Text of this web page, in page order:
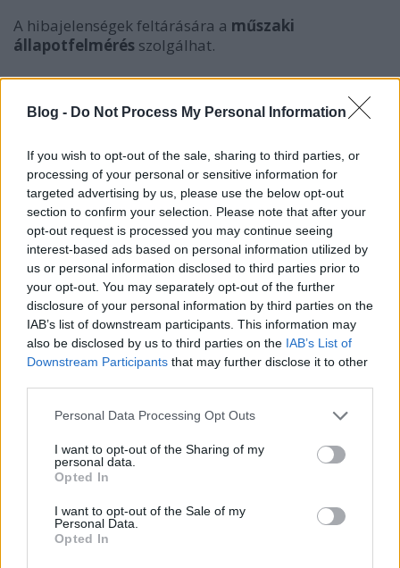
Blog - Do Not Process My Personal Information
If you wish to opt-out of the sale, sharing to third parties, or
processing of your personal or sensitive information for
targeted advertising by us, please use the below opt-out
section to confirm your selection. Please note that after your
opt-out request is processed you may continue seeing
interest-based ads based on personal information utilized by
us or personal information disclosed to third parties prior to
your opt-out. You may separately opt-out of the further
disclosure of your personal information by third parties on the
IAB’s list of downstream participants. This information may
also be disclosed by us to third parties on the IAB’s List of
Downstream Participants that may further disclose it to other
Please note that this website/app uses one or more Google
not limited to your visit or usage behaviour. You may click to
grant or deny consent to Google and its third-party tags to
use your data for below specified purposes in below Google
consent section.
Personal Data Processing Opt Outs
I want to opt-out of the Sharing of my
personal data.
Opted In
I want to opt-out of the Sale of my
Personal Data.
Opted In
A hibajelenségek feltárására a műszaki
állapotfelmérés szolgálhat.
Vannak viszont olyan jelek, melyeket csak egy
szakképzett, az órák belső világát ismerő órás tud
észrevenni, speciális műszerek segítségével - erre egy
során nincs lehetőség.
És el is érkeztünk arra a pontra, amikor a vevő
pénztárcája bánhatja azt, hogy megbízott az
eladóban: A rendszeres, 5-7 évenkénti szervizköltség
egy mechanikus óránál pár tízezer forintnál
kezdődik és ennek sokszorosa lehet úgy, hogy az
órával nincs különösebb probléma. Ha az óra
mechanikusan elhanyagolt, lehet néhány hónapon
belül bizony azt tapasztalja az ember, hogy az
órájával valami nincsen rendben és ilyenkor keres fel
minket, ahol jön a diagnózis: "az órát sürgősen
szervizelni kell".
egy bonyolult, mechanikus időmérő esetén az óra
értékéhez mérhető költséget tud eredményezni!
Összegezve: az óra eredetiségvizsgálatán kívül
javasoljuk azt is, hogy az óra műszaki állapotát is
felmérje a vevőjelölt az adásvétel során. Úgy kell erre